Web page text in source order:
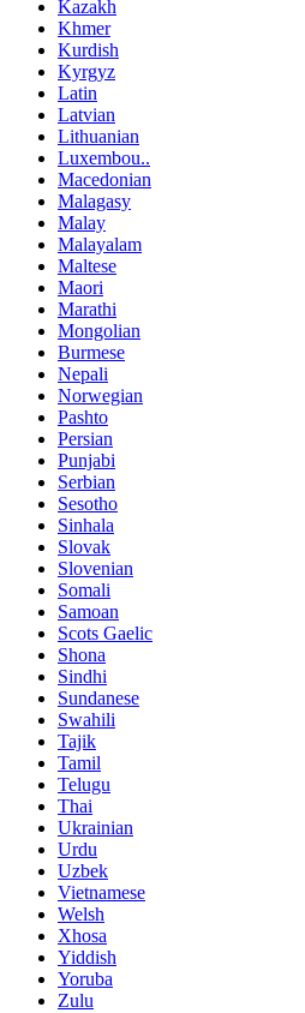
Kazakh
Khmer
Kurdish
Kyrgyz
Latin
Latvian
Lithuanian
Luxembou..
Macedonian
Malagasy
Malay
Malayalam
Maltese
Maori
Marathi
Mongolian
Burmese
Nepali
Norwegian
Pashto
Persian
Punjabi
Serbian
Sesotho
Sinhala
Slovak
Slovenian
Somali
Samoan
Scots Gaelic
Shona
Sindhi
Sundanese
Swahili
Tajik
Tamil
Telugu
Thai
Ukrainian
Urdu
Uzbek
Vietnamese
Welsh
Xhosa
Yiddish
Yoruba
Zulu